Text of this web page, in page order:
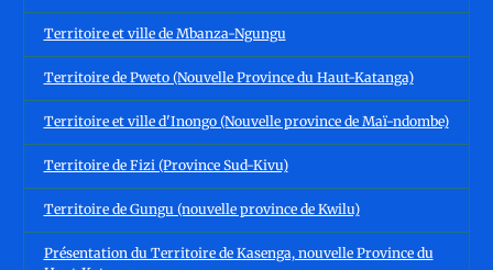
Territoire et ville de Mbanza-Ngungu
Territoire de Pweto (Nouvelle Province du Haut-Katanga)
Territoire et ville d'Inongo (Nouvelle province de Maï-ndombe)
Territoire de Fizi (Province Sud-Kivu)
Territoire de Gungu (nouvelle province de Kwilu)
Présentation du Territoire de Kasenga, nouvelle Province du